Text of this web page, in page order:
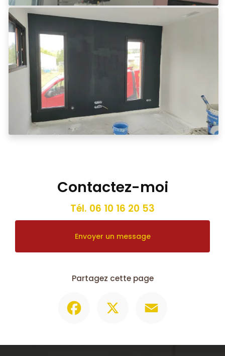
Contactez-moi
Tél. 06 10 16 20 53
Envoyer un message
Partagez cette page